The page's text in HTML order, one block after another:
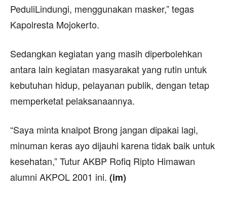
PeduliLindungi, menggunakan masker,” tegas
Kapolresta Mojokerto.
Sedangkan kegiatan yang masih diperbolehkan
antara lain kegiatan masyarakat yang rutin untuk
kebutuhan hidup, pelayanan publik, dengan tetap
memperketat pelaksanaannya.
“Saya minta knalpot Brong jangan dipakai lagi,
minuman keras ayo dijauhi karena tidak baik untuk
kesehatan,” Tutur AKBP Rofiq Ripto Himawan
alumni AKPOL 2001 ini. (im)